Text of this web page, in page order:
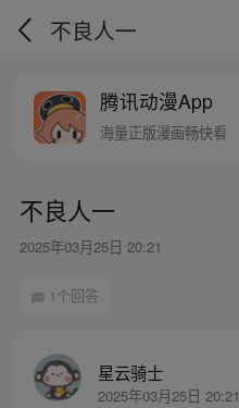
不良人一
腾讯动漫App
海量正版漫画畅快看
不良人一
2025年03月25日 20:21
1个回答
星云骑士
2025年03月25日 20:21